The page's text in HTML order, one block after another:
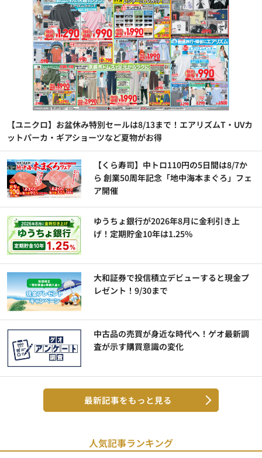
【ユニクロ】お盆休み特別セールは8/13まで！エアリズムT・UVカ
ットパーカ・ギアショーツなど夏物がお得
【くら寿司】中トロ110円の5日間は8/7か
ら 創業50周年記念「地中海本まぐろ」フェ
ア開催
ゆうちょ銀行が2026年8月に金利引き上
げ！定期貯金10年は1.25%
大和証券で投信積立デビューすると現金プ
レゼント！9/30まで
中古品の売買が身近な時代へ！ゲオ最新調
査が示す購買意識の変化
最新記事をもっと見る
人気記事ランキング